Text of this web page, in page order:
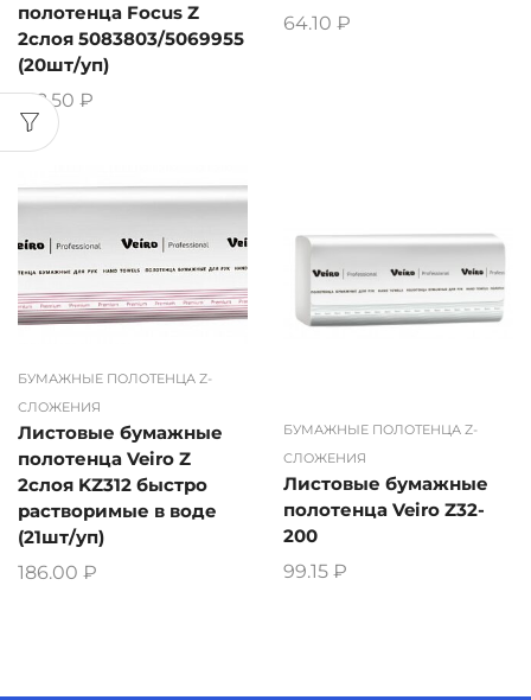
полотенца Focus Z
2слоя 5083803/5069955
(20шт/уп)
162.50 ₽
64.10 ₽
БУМАЖНЫЕ ПОЛОТЕНЦА Z-
СЛОЖЕНИЯ
Листовые бумажные
полотенца Veiro Z
2слоя KZ312 быстро
растворимые в воде
(21шт/уп)
186.00 ₽
БУМАЖНЫЕ ПОЛОТЕНЦА Z-
СЛОЖЕНИЯ
Листовые бумажные
полотенца Veiro Z32-
200
99.15 ₽